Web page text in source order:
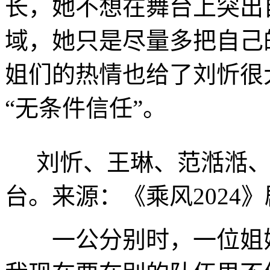
长，她不想在舞台上突
域，她只是尽量多把自
姐们的热情也给了刘忻
“无条件信任”。
刘忻、王琳、范湉湉
台。来源：《乘风2024
一公分别时，一位姐